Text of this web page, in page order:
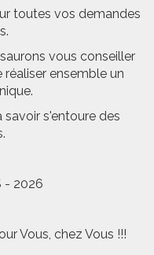
toutes vos demandes
vous conseiller
ensemble un
savoir s'entoure des
- 2026
Vous, chez Vous !!!